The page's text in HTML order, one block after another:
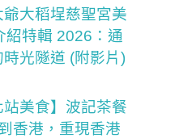
爺大稻埕慈聖宮美
紹特輯 2026：通
光隧道 (附影片)
站美食】波記茶餐
香港，重現香港